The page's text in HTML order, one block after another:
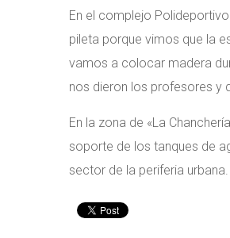
En el complejo
pileta porque vimos que la
vamos a colocar madera
nos dieron los profesores y
En la zona de «La
soporte de los tanques de
sector de la periferia urbana.